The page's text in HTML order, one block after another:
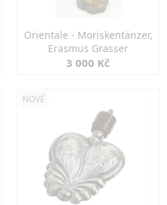
Orientale - Moriskentänzer,
Erasmus Grasser
3 000 Kč
NOVÉ